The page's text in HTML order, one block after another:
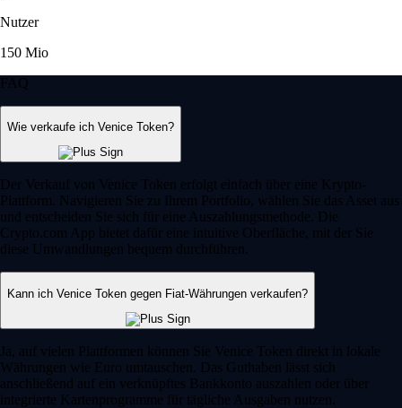
Nutzer
150 Mio
FAQ
Wie verkaufe ich Venice Token?
Der Verkauf von Venice Token erfolgt einfach über eine Krypto-
Plattform. Navigieren Sie zu Ihrem Portfolio, wählen Sie das Asset aus
und entscheiden Sie sich für eine Auszahlungsmethode. Die
Crypto.com App bietet dafür eine intuitive Oberfläche, mit der Sie
diese Umwandlungen bequem durchführen.
Kann ich Venice Token gegen Fiat-Währungen verkaufen?
Ja, auf vielen Plattformen können Sie Venice Token direkt in lokale
Währungen wie Euro umtauschen. Das Guthaben lässt sich
anschließend auf ein verknüpftes Bankkonto auszahlen oder über
integrierte Kartenprogramme für tägliche Ausgaben nutzen.